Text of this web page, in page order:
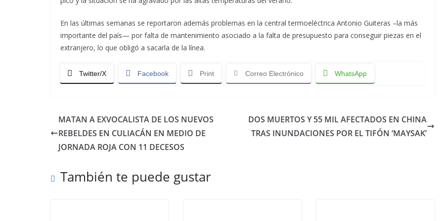
En las últimas semanas se reportaron además problemas en la central termoeléctrica Antonio Guiteras –la más
importante del país— por falta de mantenimiento asociado a la falta de presupuesto para conseguir piezas en el
extranjero, lo que obligó a sacarla de la línea.
Twitter/X Facebook Print Correo Electrónico WhatsApp
MATAN A EXVOCALISTA DE LOS NUEVOS
REBELDES EN CULIACÁN EN MEDIO DE
JORNADA ROJA CON 11 DECESOS
DOS MUERTOS Y 55 MIL AFECTADOS EN CHINA
TRAS INUNDACIONES POR EL TIFÓN ‘MAYSAK’
También te puede gustar